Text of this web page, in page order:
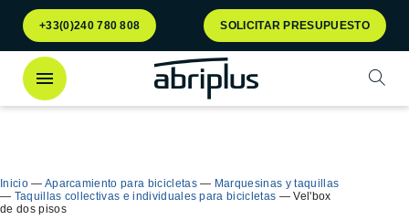
Ir al
menú
Ir al
contenido
+33(0)240 780 808 SOLICITAR PRESUPUESTO
Abrir
Inicio— Aparcamiento para bicicletas— Marquesinas y taquillas
— Taquillas collectivas e individuales para bicicletas —Vel'box
de dos pisos